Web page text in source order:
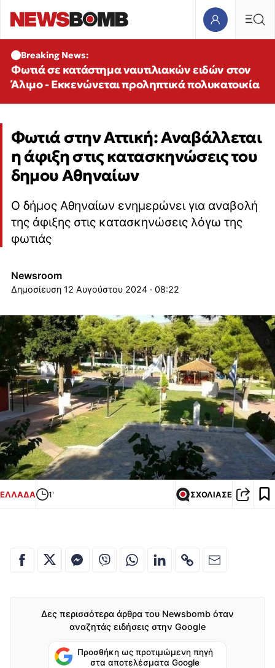
Breaking News:
Φωτιά σε κατάστημα ναυτιλιακών ειδών στον
Άλιμο - Εκκενώνεται προληπτικά πολυκατοικία
Φωτιά στην Αττική: Αναβάλλεται
η άφιξη στις κατασκηνώσεις του
δημου Αθηναίων
Ο δήμος Αθηναίων ενημερώνει για αναβολή
της άφιξης στις κατασκηνώσεις λόγω της
φωτιάς
Newsroom
12 Αυγούστου 2024 · 08:22
ΕΛΛΑΔΑ 1' ΣΧΟΛΙΑΣΕ
Δες περισσότερα άρθρα του Newsbomb όταν
αναζητάς ειδήσεις στην Google
Προσθήκη ως προτιμώμενη πηγή
στα αποτελέσματα Google